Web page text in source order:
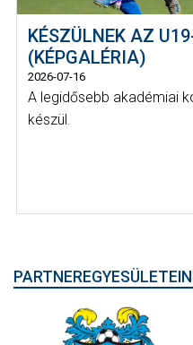
KÉSZÜLNEK AZ
(KÉPGALÉRIA)
2026-07-16
A legidősebb akadémiai
készül.